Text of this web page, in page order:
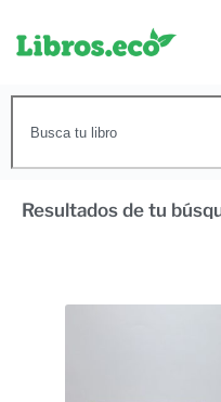
Resultados de tu